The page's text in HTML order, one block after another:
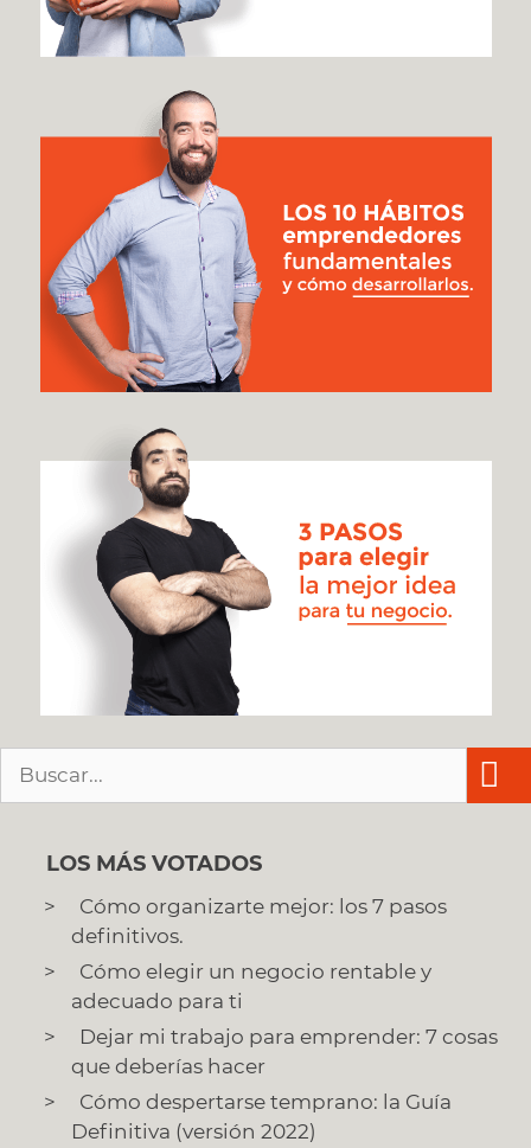
LOS MÁS VOTADOS
Cómo organizarte mejor: los 7 pasos
definitivos.
Cómo elegir un negocio rentable y
adecuado para ti
Dejar mi trabajo para emprender: 7 cosas
que deberías hacer
Cómo despertarse temprano: la Guía
Definitiva (versión 2022)